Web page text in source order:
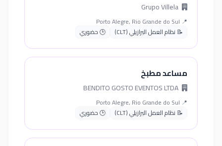
📍 Porto Alegre, Rio Grande do Sul
📝 نظام العمل البرازيلي (CLT)
🕒 حضوري
مساعد مطبخ
📍 Porto Alegre, Rio Grande do Sul
📝 نظام العمل البرازيلي (CLT)
🕒 حضوري